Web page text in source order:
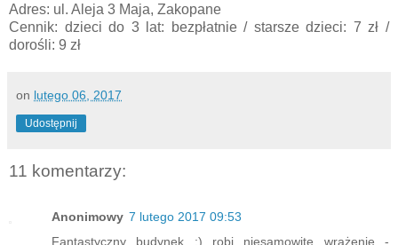
Adres: ul. Aleja 3 Maja, Zakopane
Cennik: dzieci do 3 lat: bezpłatnie / starsze dzieci: 7 zł /
dorośli: 9 zł
on lutego 06, 2017
Udostępnij
11 komentarzy:
Anonimowy 7 lutego 2017 09:53
Fantastyczny budynek :) robi niesamowite wrażenie -